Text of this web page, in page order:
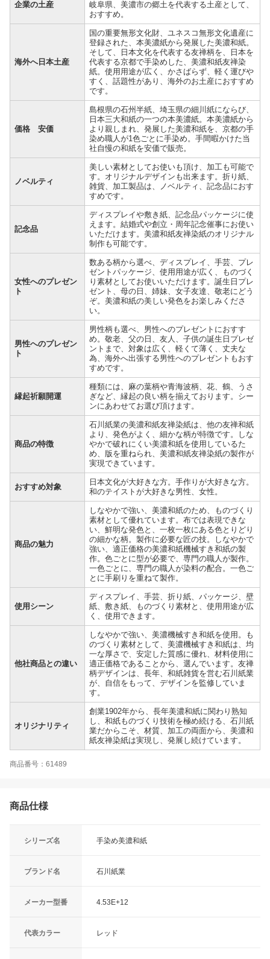
企業の土産
岐阜県、美濃市の郷土を代表する土産として、
おすすめ。
海外へ日本土産
国の重要無形文化財、ユネスコ無形文化遺産に
登録された、本美濃紙から発展した美濃和紙。
そして、日本文化を代表する友禅柄を、日本を
代表する京都で手染めした、美濃和紙友禅染
紙。使用用途が広く、かさばらず、軽く運びや
すく、話題性があり、海外のお土産におすすめ
です。
価格 安価
島根県の石州半紙、埼玉県の細川紙にならび、
日本三大和紙の一つの本美濃紙。本美濃紙から
より親しまれ、発展した美濃和紙を、京都の手
染め職人が1色ごとに手染め。手間暇かけた当
社自慢の和紙を安価で販売。
ノベルティ
美しい素材としてお使いも頂け、加工も可能で
す。オリジナルデザインも出来ます。折り紙、
雑貨、加工製品は、ノベルティ、記念品におす
すめです。
記念品
ディスプレイや敷き紙、記念品パッケージに使
えます。結婚式や創立・周年記念催事にお使い
いただけます。美濃和紙友禅染紙のオリジナル
制作も可能です。
女性へのプレゼン
ト
数ある柄から選べ、ディスプレイ、手芸、プレ
ゼントパッケージ、使用用途が広く、ものづく
り素材としてお使いいただけます。誕生日プレ
ゼント、母の日、姉妹、女子友達、敬老にどう
ぞ。美濃和紙の美しい発色をお楽しみくださ
い。
男性へのプレゼン
ト
男性柄も選べ、男性へのプレゼントにおすす
め。敬老、父の日、友人、子供の誕生日プレゼ
ントまで、対象は広く、軽くて薄く、丈夫な
為、海外へ出張する男性へのプレゼントもおす
すめです。
縁起祈願開運
種類には、麻の葉柄や青海波柄、花、鶴、うさ
ぎなど、縁起の良い柄を揃えております。シー
ンにあわせてお選び頂けます。
商品の特徴
石川紙業の美濃和紙友禅染紙は、他の友禅和紙
より、発色がよく、細かな柄が特徴です。しな
やかで破れにくい美濃和紙を使用しているた
め、版を重ねられ、美濃和紙友禅染紙の製作が
実現できています。
おすすめ対象
日本文化が大好きな方。手作りが大好きな方。
和のテイストが大好きな男性、女性。
商品の魅力
しなやかで強い、美濃和紙のため、ものづくり
素材として優れています。布では表現できな
い、鮮明な発色と、一枚一枚にある色とりどり
の細かな柄。製作に必要な匠の技。しなやかで
強い、適正価格の美濃和紙機械すき和紙の製
作。色ごとに型が必要で、専門の職人が製作。
一色ごとに、専門の職人が染料の配合。一色ご
とに手刷りを重ねて製作。
使用シーン
ディスプレイ、手芸、折り紙、パッケージ、壁
紙、敷き紙、ものづくり素材と、使用用途が広
く、使用できます。
他社商品との違い
しなやかで強い、美濃機械すき和紙を使用。も
のづくり素材として、美濃機械すき和紙は、均
一な厚さで、安定した質感に優れ、材料使用に
適正価格であることから、選んでいます。友禅
柄デザインは、長年、和紙雑貨を営む石川紙業
が、自信をもって、デザインを監修していま
す。
オリジナリティ
創業1902年から、長年美濃和紙に関わり熟知
し、和紙ものづくり技術を極め続ける、石川紙
業だからこそ、材質、加工の両面から、美濃和
紙友禅染紙は実現し、発展し続けています。
商品番号：61489
商品仕様
シリーズ名 手染め美濃和紙
ブランド名 石川紙業
メーカー型番 4.53E+12
代表カラー レッド